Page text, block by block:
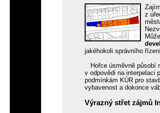
z
jakéhokoli správního
Hořce úsměvně působí
v odpovědi na interpelaci
podmínkám KÚR pro
vybavenost a dokonce
Výrazný střet zájmů